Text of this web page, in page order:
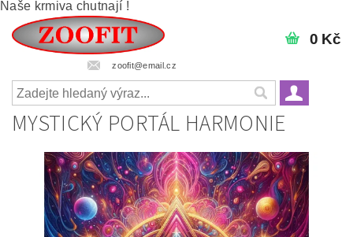
Naše krmiva chutnají !
zoofit@email.cz
0 Kč
MYSTICKÝ PORTÁL HARMONIE